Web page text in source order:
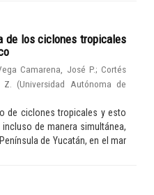
de los ciclones tropicales
Camarena, José P.;Cortés
(Universidad Autónoma de
de ciclones tropicales y esto
de manera simultánea,
de Yucatán, en el mar